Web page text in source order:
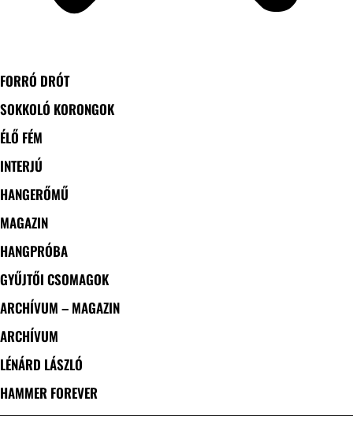
FORRÓ DRÓT
SOKKOLÓ KORONGOK
ÉLŐ FÉM
INTERJÚ
HANGERŐMŰ
MAGAZIN
HANGPRÓBA
GYŰJTŐI CSOMAGOK
ARCHÍVUM – MAGAZIN
ARCHÍVUM
LÉNÁRD LÁSZLÓ
HAMMER FOREVER